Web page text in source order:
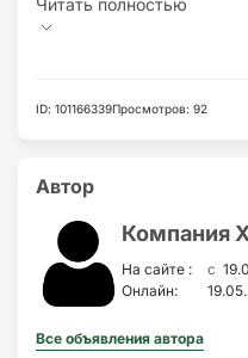
ID: 101166339Просмотров: 92
Автор
Компания
На сайте : c
Онлайн:
Все объявления автора